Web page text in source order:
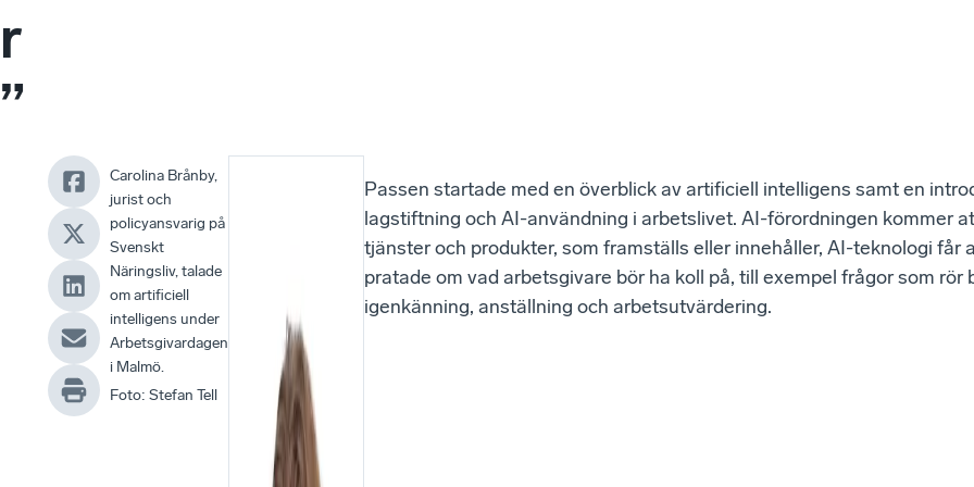
r
”
från
kontoret
i
Skåne
inledde
Carolina Brånby,
jurist och
policyansvarig på
Svenskt
Näringsliv, talade
om artificiell
intelligens under
Arbetsgivardagen
i Malmö.
Foto: Stefan Tell
Passen startade med en överblick av artificiell intelligens samt en
lagstiftning och AI-användning i arbetslivet. AI-förordningen kommer
tjänster och produkter, som framställs eller innehåller, AI-teknologi får
pratade om vad arbetsgivare bör ha koll på, till exempel frågor som rör
igenkänning, anställning och arbetsutvärdering.